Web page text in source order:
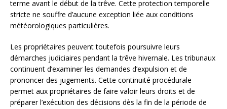
terme avant le début de la trêve. Cette protection temporelle
stricte ne souffre d’aucune exception liée aux conditions
météorologiques particulières.
Les propriétaires peuvent toutefois poursuivre leurs
démarches judiciaires pendant la trêve hivernale. Les tribunaux
continuent d’examiner les demandes d’expulsion et de
prononcer des jugements. Cette continuité procédurale
permet aux propriétaires de faire valoir leurs droits et de
préparer l’exécution des décisions dès la fin de la période de